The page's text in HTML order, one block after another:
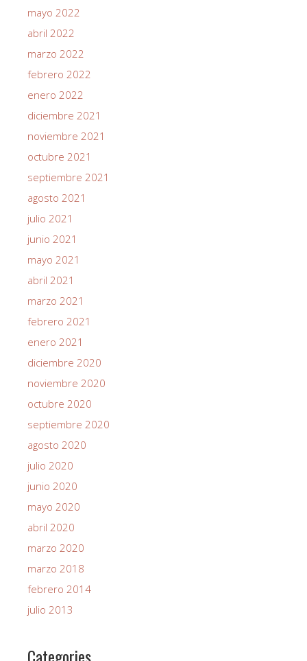
mayo 2022
abril 2022
marzo 2022
febrero 2022
enero 2022
diciembre 2021
noviembre 2021
octubre 2021
septiembre 2021
agosto 2021
julio 2021
junio 2021
mayo 2021
abril 2021
marzo 2021
febrero 2021
enero 2021
diciembre 2020
noviembre 2020
octubre 2020
septiembre 2020
agosto 2020
julio 2020
junio 2020
mayo 2020
abril 2020
marzo 2020
marzo 2018
febrero 2014
julio 2013
Categories